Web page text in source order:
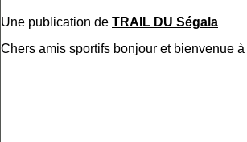
Une publication de TRAIL DU Ségala
Chers amis sportifs bonjour et bienvenue